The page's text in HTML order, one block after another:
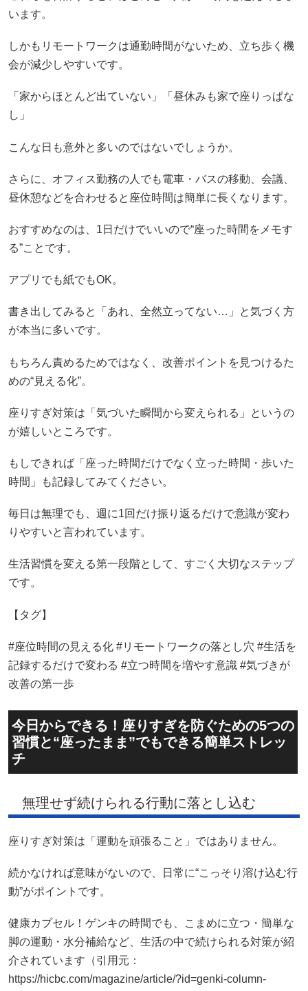
います。
しかもリモートワークは通勤時間がないため、立ち歩く機
会が減少しやすいです。
「家からほとんど出ていない」「昼休みも家で座りっぱな
し」
こんな日も意外と多いのではないでしょうか。
さらに、オフィス勤務の人でも電車・バスの移動、会議、
昼休憩などを合わせると座位時間は簡単に長くなります。
おすすめなのは、1日だけでいいので“座った時間をメモす
る”ことです。
アプリでも紙でもOK。
書き出してみると「あれ、全然立ってない…」と気づく方
が本当に多いです。
もちろん責めるためではなく、改善ポイントを見つけるた
めの“見える化”。
座りすぎ対策は「気づいた瞬間から変えられる」というの
が嬉しいところです。
もしできれば「座った時間だけでなく立った時間・歩いた
時間」も記録してみてください。
毎日は無理でも、週に1回だけ振り返るだけで意識が変わ
りやすいと言われています。
生活習慣を変える第一段階として、すごく大切なステップ
です。
【タグ】
#座位時間の見える化 #リモートワークの落とし穴 #生活を
記録するだけで変わる #立つ時間を増やす意識 #気づきが
改善の第一歩
今日からできる！座りすぎを防ぐための5つの
習慣と“座ったまま”でもできる簡単ストレッ
チ
無理せず続けられる行動に落とし込む
座りすぎ対策は「運動を頑張ること」ではありません。
続かなければ意味がないので、日常に“こっそり溶け込む行
動”がポイントです。
健康カプセル！ゲンキの時間でも、こまめに立つ・簡単な
脚の運動・水分補給など、生活の中で続けられる対策が紹
介されています（引用元：
https://hicbc.com/magazine/article/?id=genki-column-